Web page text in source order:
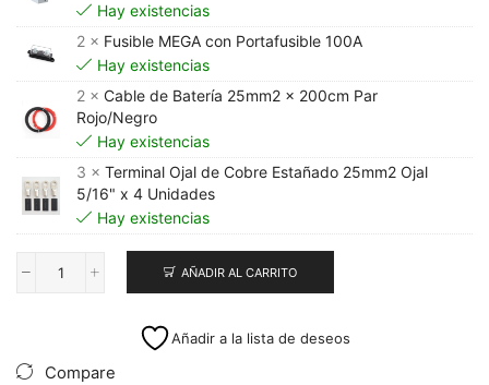
Hay existencias
2 × Fusible MEGA con Portafusible 100A
Hay existencias
2 × Cable de Batería 25mm2 x 200cm Par
Rojo/Negro
Hay existencias
3 × Terminal Ojal de Cobre Estañado 25mm2 Ojal
5/16" x 4 Unidades
Hay existencias
Kit
6KVA
AÑADIR AL CARRITO
Añadir a la lista de deseos
Compare